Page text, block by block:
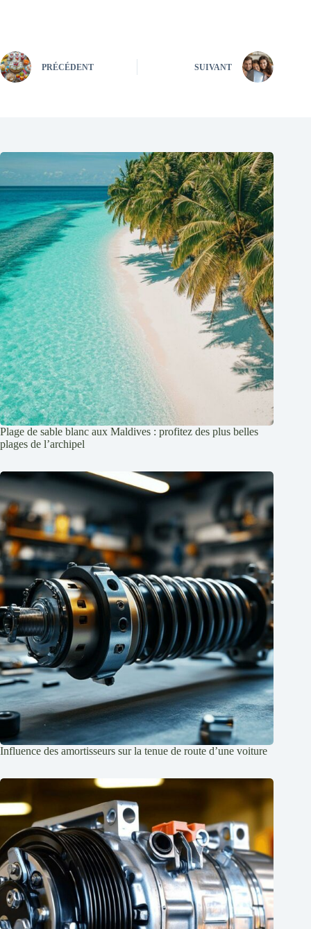
PRÉCÉDENT SUIVANT
Plage de sable blanc aux Maldives : profitez des plus belles
plages de l’archipel
Influence des amortisseurs sur la tenue de route d’une voiture